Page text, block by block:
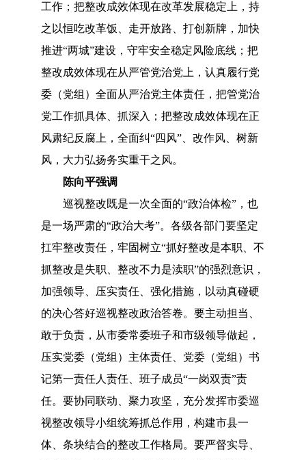
工作；把整改成效体现在改革发展稳定上，持
之以恒吃改革饭、走开放路、打创新牌，加快
推进“两城”建设，守牢安全稳定风险底线；把
整改成效体现在从严管党治党上，认真履行党
委（党组）全面从严治党主体责任，把管党治
党工作抓具体、抓深入；把整改成效体现在正
风肃纪反腐上，全面纠“四风”、改作风、树新
风，大力弘扬务实重干之风。
陈向平强调
巡视整改既是一次全面的“政治体检”，也
是一场严肃的“政治大考”。各级各部门要坚定
扛牢整改责任，牢固树立“抓好整改是本职、不
抓整改是失职、整改不力是渎职”的强烈意识，
加强领导、压实责任、强化措施，以动真碰硬
的决心答好巡视整改政治答卷。要主动担当、
敢于负责，从市委常委班子和市级领导做起，
压实党委（党组）主体责任、党委（党组）书
记第一责任人责任、班子成员“一岗双责”责
任。要协同联动、聚力攻坚，充分发挥市委巡
视整改领导小组统筹抓总作用，构建市县一
体、条块结合的整改工作格局。要严督实导、